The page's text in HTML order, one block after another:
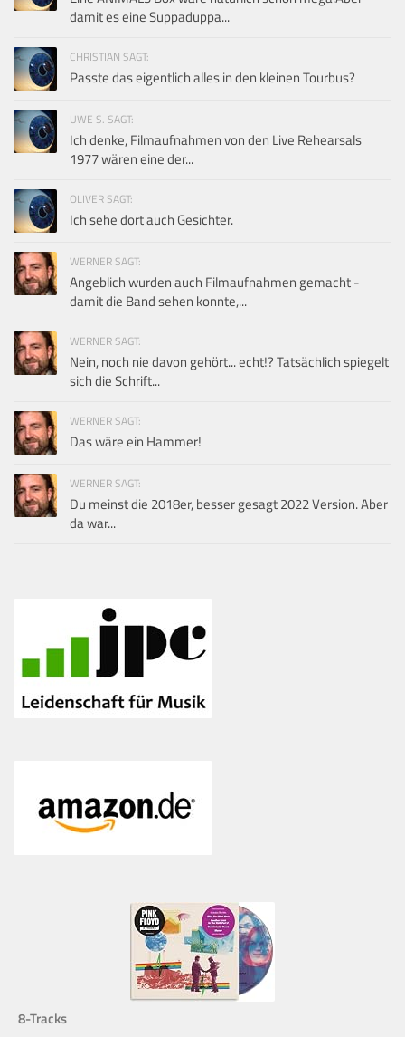
damit es eine Suppaduppa...
CHRISTIAN SAGT:
Passte das eigentlich alles in den kleinen Tourbus?
UWE S. SAGT:
Ich denke, Filmaufnahmen von den Live Rehearsals
1977 wären eine der...
OLIVER SAGT:
Ich sehe dort auch Gesichter.
WERNER SAGT:
Angeblich wurden auch Filmaufnahmen gemacht -
damit die Band sehen konnte,...
WERNER SAGT:
Nein, noch nie davon gehört... echt!? Tatsächlich spiegelt
sich die Schrift...
WERNER SAGT:
Das wäre ein Hammer!
WERNER SAGT:
Du meinst die 2018er, besser gesagt 2022 Version. Aber
da war...
8-Tracks